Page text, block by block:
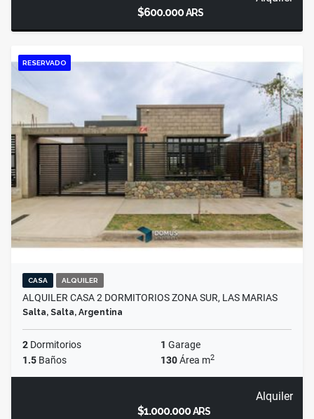
$600.000ARS
RESERVADO
CASA ALQUILER
ALQUILER CASA 2 DORMITORIOS ZONA SUR, LAS MARIAS
Salta, Salta, Argentina
2 Dormitorios 1 Garage
1.5 Baños 130Área m2
Alquiler
$1.000.000ARS